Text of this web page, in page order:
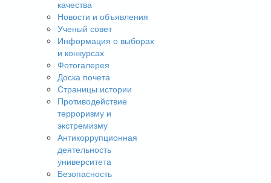
качества
Новости и объявления
Ученый совет
Информация о выборах
и конкурсах
Фотогалерея
Доска почета
Страницы истории
Противодействие
терроризму и
экстремизму
Антикоррупционная
деятельность
университета
Безопасность